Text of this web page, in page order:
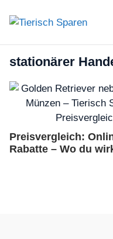
Inhalt
stationärer
Preisvergleich:
Rabatte – Wo du